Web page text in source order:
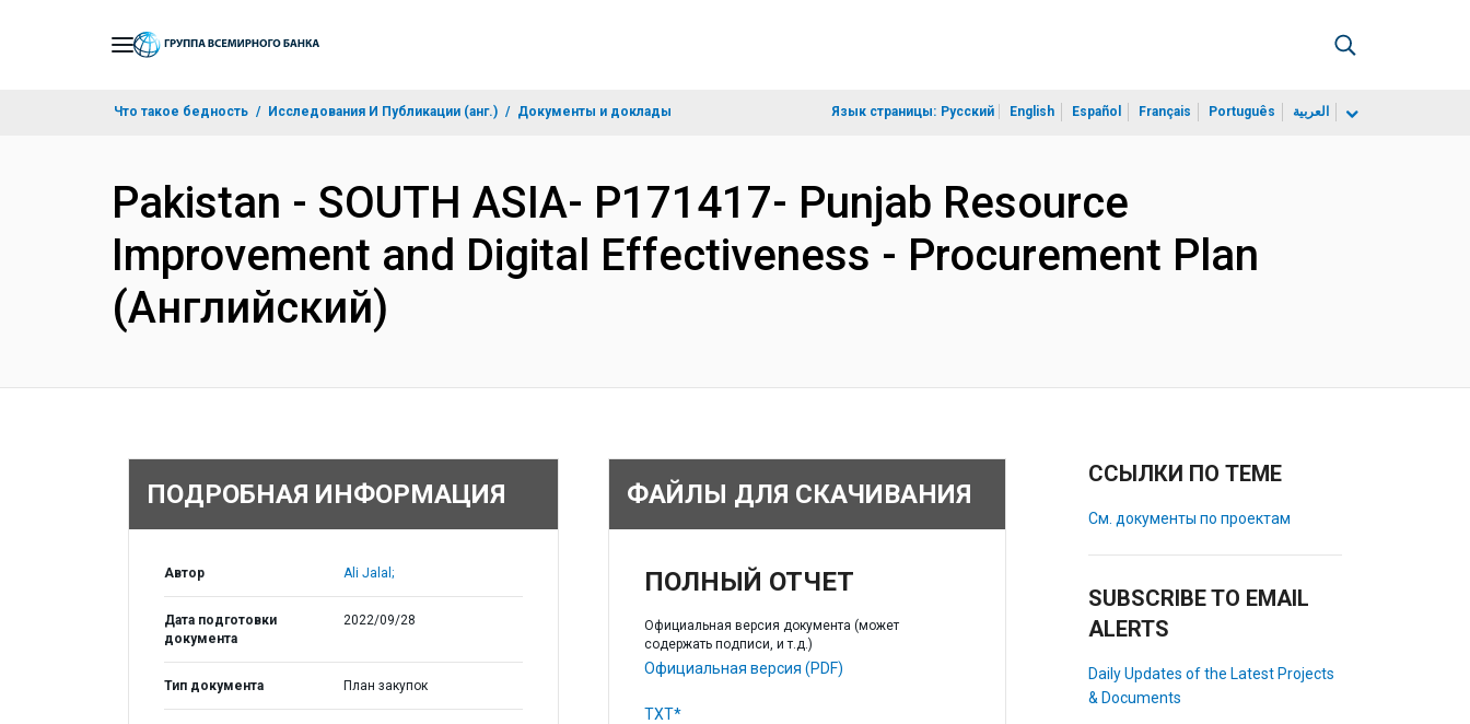
Что такое бедность Исследования И Публикации (анг.) Документы и доклады Язык страницы: Русский English Español Français Português العربية
Pakistan - SOUTH ASIA- P171417- Punjab Resource
Improvement and Digital Effectiveness - Procurement Plan
(Английский)
ПОДРОБНАЯ ИНФОРМАЦИЯ
Автор Ali Jalal;
Дата подготовки
документа
2022/09/28
Тип документа План закупок
ФАЙЛЫ ДЛЯ СКАЧИВАНИЯ
ПОЛНЫЙ ОТЧЕТ
Официальная версия документа (может
содержать подписи, и т.д.)
Официальная версия (PDF)
TXT*
ССЫЛКИ ПО ТЕМЕ
См. документы по проектам
SUBSCRIBE TO EMAIL
ALERTS
Daily Updates of the Latest Projects
& Documents